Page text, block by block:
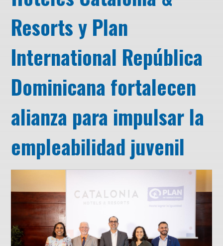
Resorts y Plan
International República
Dominicana fortalecen
alianza para impulsar la
empleabilidad juvenil